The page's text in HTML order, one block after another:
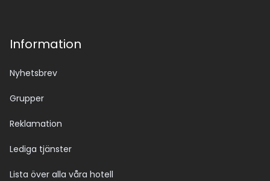
Information
Nyhetsbrev
Grupper
Reklamation
Lediga tjänster
Lista över alla våra hotell